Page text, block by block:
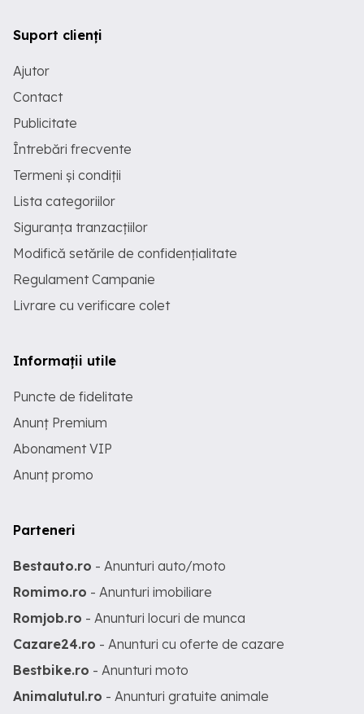
Suport clienți
Ajutor
Contact
Publicitate
Întrebări frecvente
Termeni și condiții
Lista categoriilor
Siguranța tranzacțiilor
Modifică setările de confidențialitate
Regulament Campanie
Livrare cu verificare colet
Informații utile
Puncte de fidelitate
Anunț Premium
Abonament VIP
Anunț promo
Parteneri
Bestauto.ro - Anunturi auto/moto
Romimo.ro - Anunturi imobiliare
Romjob.ro - Anunturi locuri de munca
Cazare24.ro - Anunturi cu oferte de cazare
Bestbike.ro - Anunturi moto
Animalutul.ro - Anunturi gratuite animale